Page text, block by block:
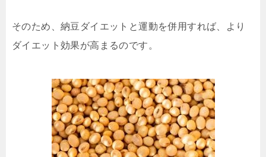
そのため、納豆ダイエットと運動を併用すれば、より
ダイエット効果が高まるのです。